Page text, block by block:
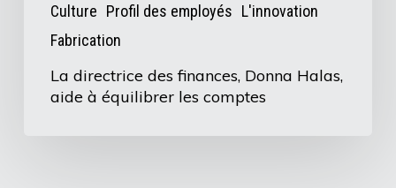
Culture Profil des employés L'innovation
Fabrication
comptes
La directrice des finances, Donna Halas,
aide à équilibrer les comptes